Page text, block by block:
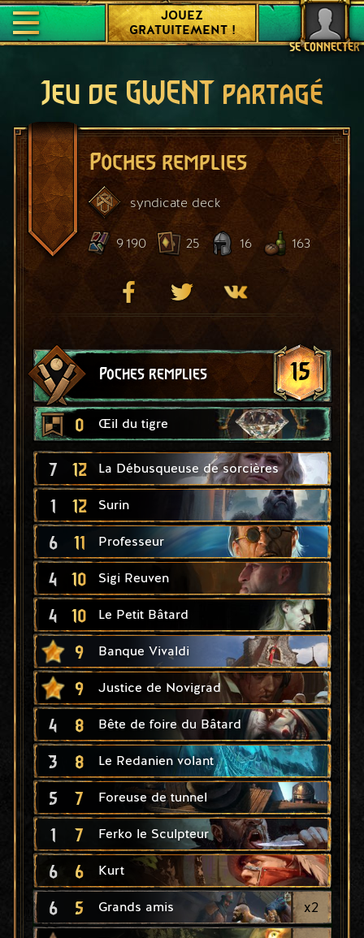
SE CONNECTER
JOUEZ
GRATUITEMENT !
Jeu de GWENT partagé
Poches remplies
syndicate deck
9 190 25 16 163
Poches remplies 15
0 Œil du tigre
7 12 La Débusqueuse de sorcières
1 12 Surin
6 11 Professeur
4 10 Sigi Reuven
4 10 Le Petit Bâtard
9 Banque Vivaldi
9 Justice de Novigrad
4 8 Bête de foire du Bâtard
3 8 Le Redanien volant
5 7 Foreuse de tunnel
1 7 Ferko le Sculpteur
6 6 Kurt
6 5 Grands amis x2